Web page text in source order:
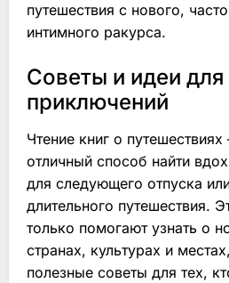
путешествия с нового,
интимного ракурса.
Советы и идеи для
приключений
Чтение книг о
отличный способ найти
для следующего отпуска
длительного путешествия.
только помогают узнать о
странах, культурах и
полезные советы для тех,